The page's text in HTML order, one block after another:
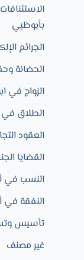
بأبوظبي
الجرائم
الحضانة
الزواج في
الطلاق
العقود
القضايا
النسب في
النفقة في
تأسيس
غير مصنف